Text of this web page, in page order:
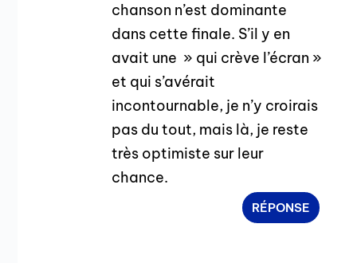
chanson n’est dominante
dans cette finale. S’il y en
avait une » qui crève l’écran »
et qui s’avérait
incontournable, je n’y croirais
pas du tout, mais là, je reste
très optimiste sur leur
chance.
RÉPONSE